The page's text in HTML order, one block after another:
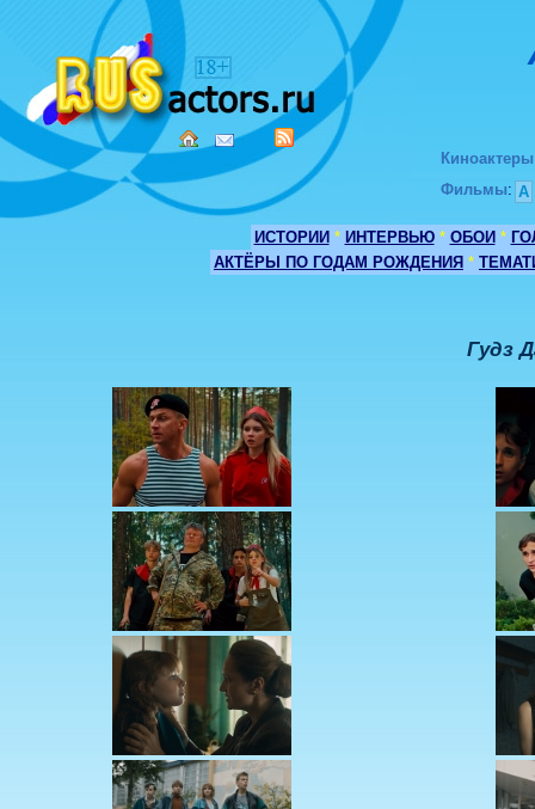
Киноактеры
Фильмы: А
ИСТОРИИ * ИНТЕРВЬЮ * ОБОИ *
АКТЁРЫ ПО ГОДАМ РОЖДЕНИЯ *
Гудз